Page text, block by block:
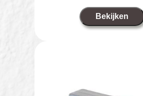
Bekijken